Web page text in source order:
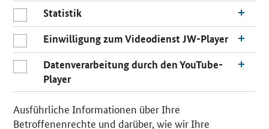
n
Statistik
Einwilligung zum Videodienst JW-Player
Datenverarbeitung durch den YouTube-
Player
Ausführliche Informationen über Ihre
Betroffenenrechte und darüber, wie wir Ihre